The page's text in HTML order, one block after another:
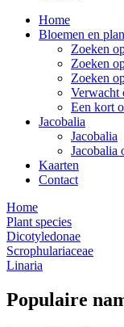
Home
Bloemen en
Zoeken
Zoeken
Zoeken
Verwacht
Een kort
Jacobalia
Jacobalia
Jacobalia
Kaarten
Contact
Home
Plant species
Dicotyledonae
Scrophulariaceae
Linaria
Populaire